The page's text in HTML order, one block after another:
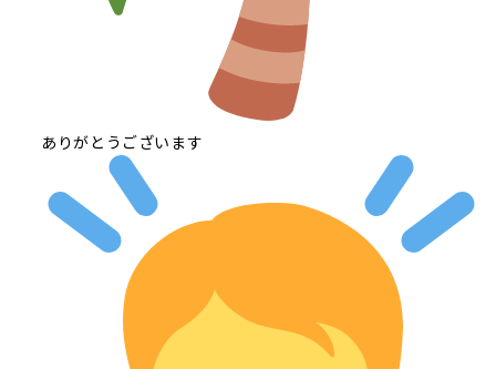
ありがとうございます